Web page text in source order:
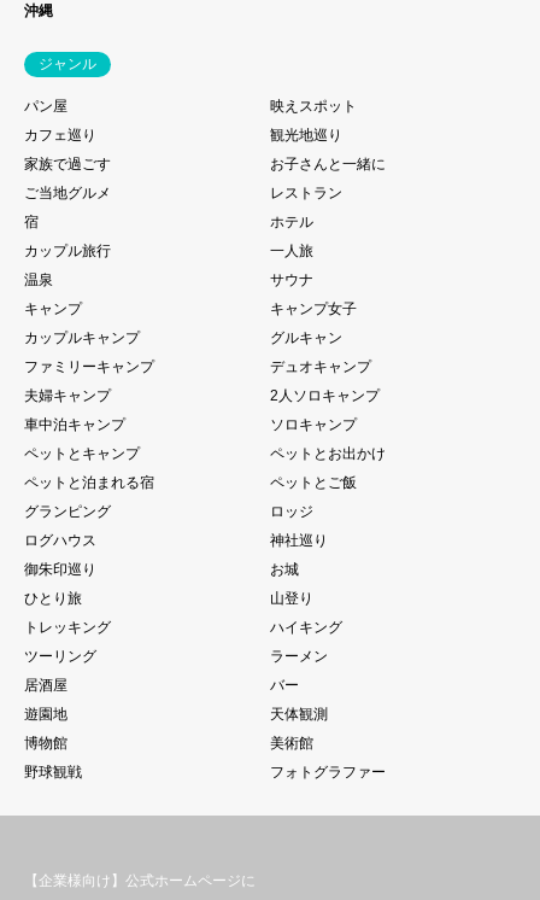
沖縄
ジャンル
パン屋
映えスポット
カフェ巡り
観光地巡り
家族で過ごす
お子さんと一緒に
ご当地グルメ
レストラン
宿
ホテル
カップル旅行
一人旅
温泉
サウナ
キャンプ
キャンプ女子
カップルキャンプ
グルキャン
ファミリーキャンプ
デュオキャンプ
夫婦キャンプ
2人ソロキャンプ
車中泊キャンプ
ソロキャンプ
ペットとキャンプ
ペットとお出かけ
ペットと泊まれる宿
ペットとご飯
グランピング
ロッジ
ログハウス
神社巡り
御朱印巡り
お城
ひとり旅
山登り
トレッキング
ハイキング
ツーリング
ラーメン
居酒屋
バー
遊園地
天体観測
博物館
美術館
野球観戦
フォトグラファー
【企業様向け】公式ホームページに